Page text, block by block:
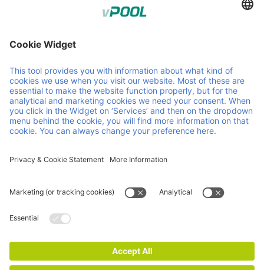
Member of Faber Group
Link e documenti utili
Chi siamo
Downloads
Servizi
GTC
News
ISO Certifications
Informazioni
legali
Dichiarazione sulla privacy e sui cookie